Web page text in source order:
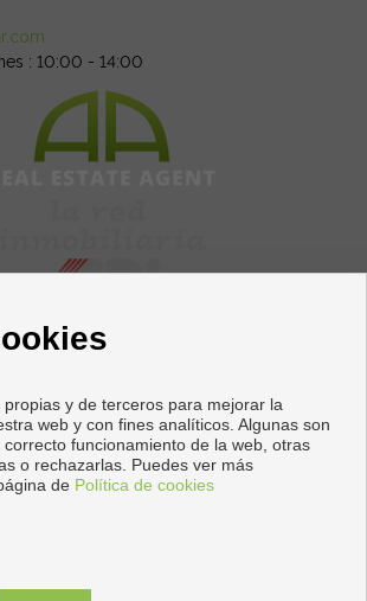
: 10:00 - 14:00
en Torrevieja
propias y de terceros para mejorar la
web y con fines analíticos. Algunas son
funcionamiento de la web, otras
o rechazarlas. Puedes ver más
de Política de cookies